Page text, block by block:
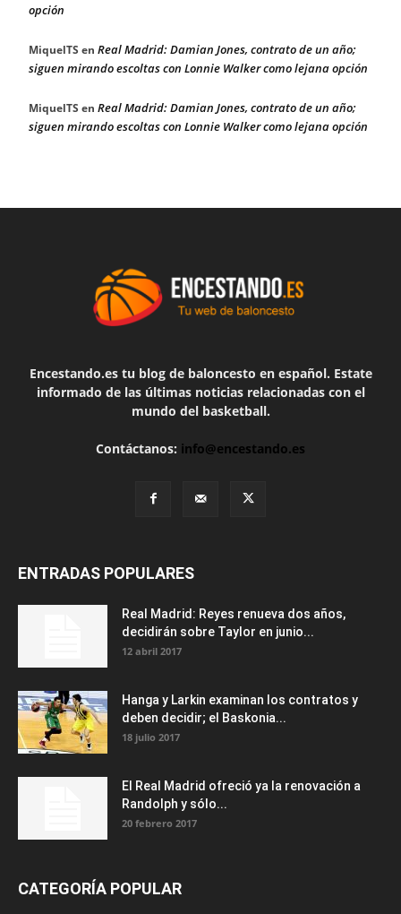
opción
MiquelTS en Real Madrid: Damian Jones, contrato de un año;
siguen mirando escoltas con Lonnie Walker como lejana opción
MiquelTS en Real Madrid: Damian Jones, contrato de un año;
siguen mirando escoltas con Lonnie Walker como lejana opción
Encestando.es tu blog de baloncesto en español. Estate
informado de las últimas noticias relacionadas con el
mundo del basketball.
Contáctanos: info@encestando.es
ENTRADAS POPULARES
Real Madrid: Reyes renueva dos años,
decidirán sobre Taylor en junio...
12 abril 2017
Hanga y Larkin examinan los contratos y
deben decidir; el Baskonia...
18 julio 2017
El Real Madrid ofreció ya la renovación a
Randolph y sólo...
20 febrero 2017
CATEGORÍA POPULAR